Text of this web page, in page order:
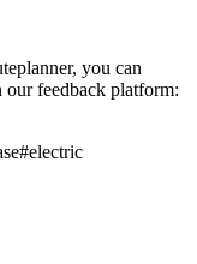
you can
our feedback platform:
#electric